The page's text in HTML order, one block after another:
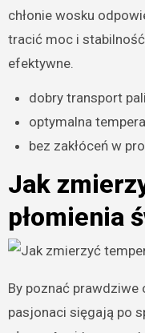
chłonie wosku
tracić moc i
efektywne.
dobry transport
optymalna
bez zakłóceń w
Jak
płomienia
By poznać prawdziwe
pasjonaci sięgają po